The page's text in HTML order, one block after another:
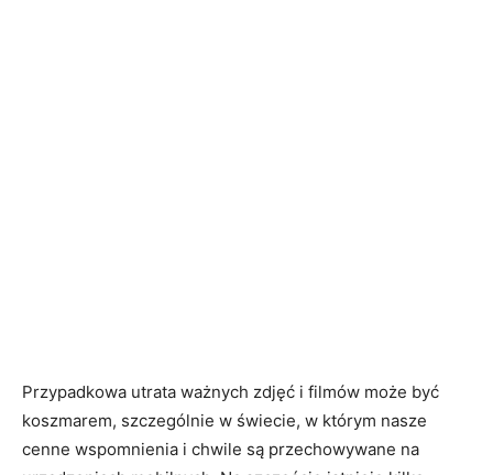
Przypadkowa utrata ważnych zdjęć i filmów może być
koszmarem, szczególnie w świecie, w którym nasze
cenne wspomnienia i chwile są przechowywane na